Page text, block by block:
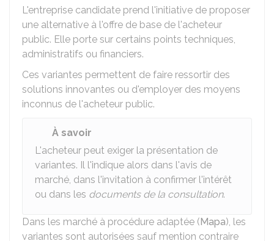
L'entreprise candidate prend l'initiative de proposer
une alternative à l'offre de base de l'acheteur
public. Elle porte sur certains points techniques,
administratifs ou financiers.
Ces variantes permettent de faire ressortir des
solutions innovantes ou d'employer des moyens
inconnus de l'acheteur public.
À savoir
L'acheteur peut exiger la présentation de
variantes. Il l'indique alors dans l'avis de
marché, dans l'invitation à confirmer l'intérêt
ou dans les documents de la consultation.
Dans les marché à procédure adaptée (Mapa), les
variantes sont autorisées sauf mention contraire